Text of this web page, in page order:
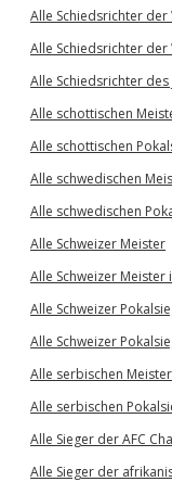
Alle Schiedsrichter der
Alle Schiedsrichter der
Alle Schiedsrichter des
Alle schottischen
Alle schottischen
Alle schwedischen
Alle schwedischen
Alle Schweizer Meister
Alle Schweizer Meister
Alle Schweizer
Alle Schweizer
Alle serbischen Meister
Alle serbischen
Alle Sieger der AFC
Alle Sieger der